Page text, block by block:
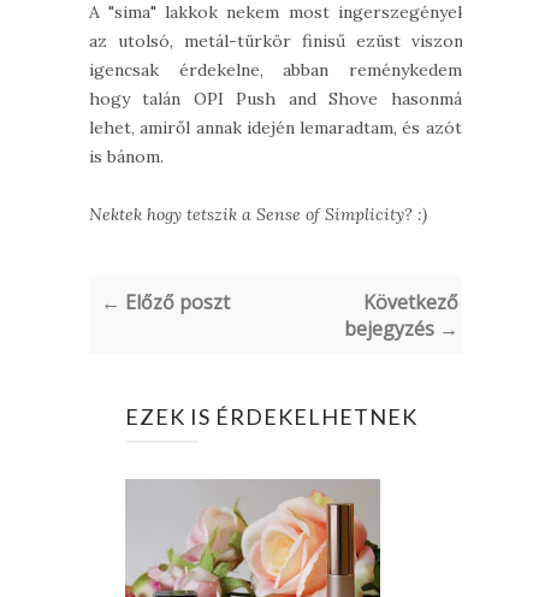
A "sima" lakkok nekem most ingerszegények,
az utolsó, metál-türkör finisű ezüst viszont
igencsak érdekelne, abban reménykedem,
hogy talán OPI Push and Shove hasonmás
lehet, amiről annak idején lemaradtam, és azóta
is bánom.
Nektek hogy tetszik a Sense of Simplicity? :)
← Előző poszt
Következő
bejegyzés →
EZEK IS ÉRDEKELHETNEK